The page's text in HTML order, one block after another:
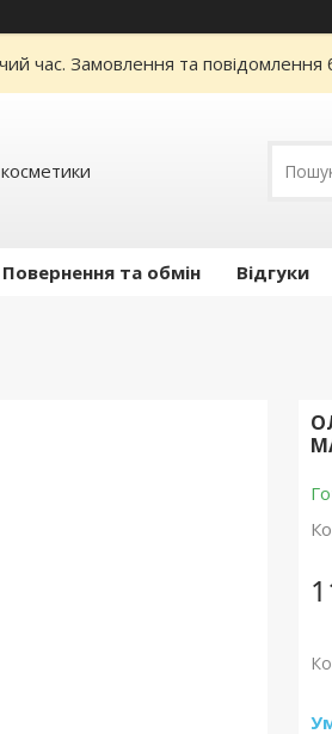
час. Замовлення та
Повернення та обмін Відгуки